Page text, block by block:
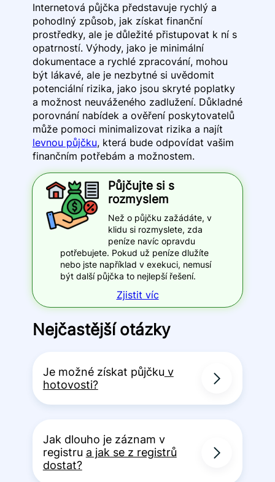
Internetová půjčka představuje rychlý a
pohodlný způsob, jak získat finanční
prostředky, ale je důležité přistupovat k ní s
opatrností. Výhody, jako je minimální
dokumentace a rychlé zpracování, mohou
být lákavé, ale je nezbytné si uvědomit
potenciální rizika, jako jsou skryté poplatky
a možnost neuváženého zadlužení. Důkladné
porovnání nabídek a ověření poskytovatelů
může pomoci minimalizovat rizika a najít
levnou půjčku, která bude odpovídat vašim
finančním potřebám a možnostem.
Půjčujte si s
rozmyslem
Než o půjčku zažádáte, v
klidu si rozmyslete, zda
peníze navíc opravdu
potřebujete. Pokud už peníze dlužíte
nebo jste například v exekuci, nemusí
být další půjčka to nejlepší řešení.
Zjistit víc
Nejčastější otázky
Je možné získat půjčku v
hotovosti?
Jak dlouho je záznam v
registru a jak se z registrů
dostat?